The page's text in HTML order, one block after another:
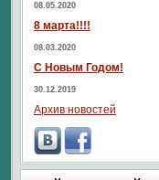
08.05.2020
8 марта!!!!
08.03.2020
С Новым Годом!
30.12.2019
Архив новостей